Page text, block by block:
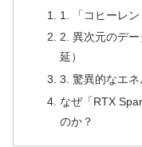
1. 「コヒーレ
2. 異次元のデ
延）
3. 驚異的なエ
なぜ「RTX
のか？